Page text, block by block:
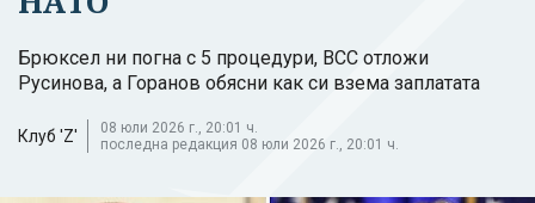
Брюксел ни погна с 5 процедури, ВСС отложи
Русинова, а Горанов обясни как си взема заплатата
Клуб 'Z'
08 юли 2026 г., 20:01 ч.
последна редакция 08 юли 2026 г., 20:01 ч.